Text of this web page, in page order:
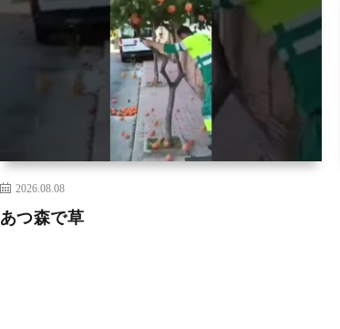
2026.08.08
あつ森で草